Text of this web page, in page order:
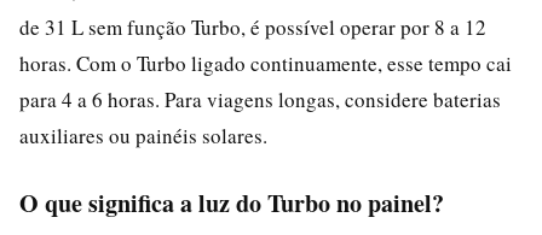
de 31 L sem função Turbo, é possível operar por 8 a 12
horas. Com o Turbo ligado continuamente, esse tempo cai
para 4 a 6 horas. Para viagens longas, considere baterias
auxiliares ou painéis solares.
O que significa a luz do Turbo no painel?